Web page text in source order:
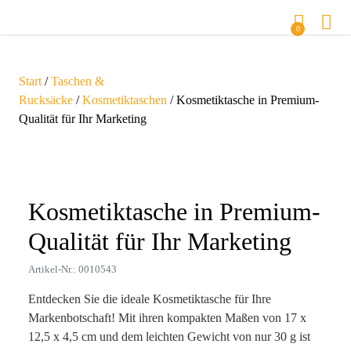
0
Start /Taschen &
Rucksäcke /Kosmetiktaschen / Kosmetiktasche in Premium-
Qualität für Ihr Marketing
Kosmetiktasche in Premium-
Qualität für Ihr Marketing
Artikel-Nr.: 0010543
Entdecken Sie die ideale Kosmetiktasche für Ihre
Markenbotschaft! Mit ihren kompakten Maßen von 17 x
12,5 x 4,5 cm und dem leichten Gewicht von nur 30 g ist